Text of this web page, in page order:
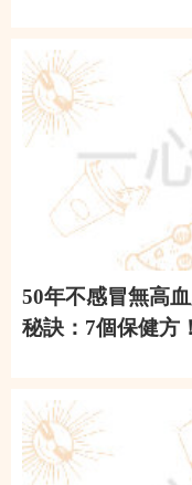
50年不感冒無高
秘訣：7個保健方！